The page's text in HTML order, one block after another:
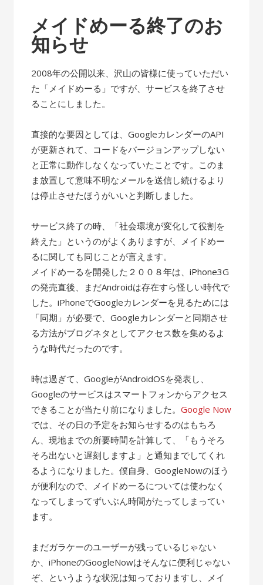
メイドめーる終了のお
知らせ
2008年の公開以来、沢山の皆様に使っていただい
た「メイドめーる」ですが、サービスを終了させ
ることにしました。
直接的な要因としては、GoogleカレンダーのAPI
が更新されて、コードをバージョンアップしない
と正常に動作しなくなっていたことです。このま
ま放置して意味不明なメールを送信し続けるより
は停止させたほうがいいと判断しました。
サービス終了の時、「社会環境が変化して役割を
終えた」というのがよくありますが、メイドめー
るに関しても同じことが言えます。
メイドめーるを開発した２００８年は、iPhone3G
の発売直後、まだAndroidは存在すら怪しい時代で
した。iPhoneでGoogleカレンダーを見るためには
「同期」が必要で、Googleカレンダーと同期させ
る方法がブログネタとしてアクセス数を集めるよ
うな時代だったのです。
時は過ぎて、GoogleがAndroidOSを発表し、
Googleのサービスはスマートフォンからアクセス
できることが当たり前になりました。Google Now
では、その日の予定をお知らせするのはもちろ
ん、現地までの所要時間を計算して、「もうそろ
そろ出ないと遅刻しますよ」と通知までしてくれ
るようになりました。僕自身、GoogleNowのほう
が便利なので、メイドめーるについては使わなく
なってしまってずいぶん時間がたってしまってい
ます。
まだガラケーのユーザーが残っているじゃない
か、iPhoneのGoogleNowはそんなに便利じゃない
ぞ、というような状況は知っておりますし、メイ